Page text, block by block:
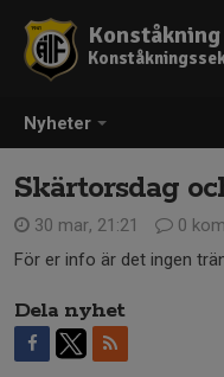
Nyheter
Konståkning
Skärtorsdag
30 mar, 21:21
0
För er info är det ingen
Dela nyhet